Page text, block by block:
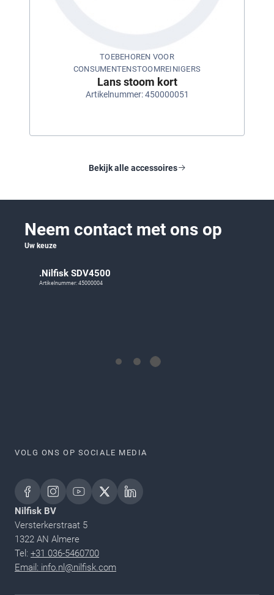
TOEBEHOREN VOOR
CONSUMENTENSTOOMREINIGERS
Lans stoom kort
Artikelnummer: 450000051
Bekijk alle accessoires
Neem contact met ons op
Uw keuze
.Nilfisk SDV4500
Artikelnummer: 45000004
VOLG ONS OP SOCIALE MEDIA
Nilfisk BV
Versterkerstraat 5
1322 AN Almere
Tel: +31 036-5460700
Email: info.nl@nilfisk.com